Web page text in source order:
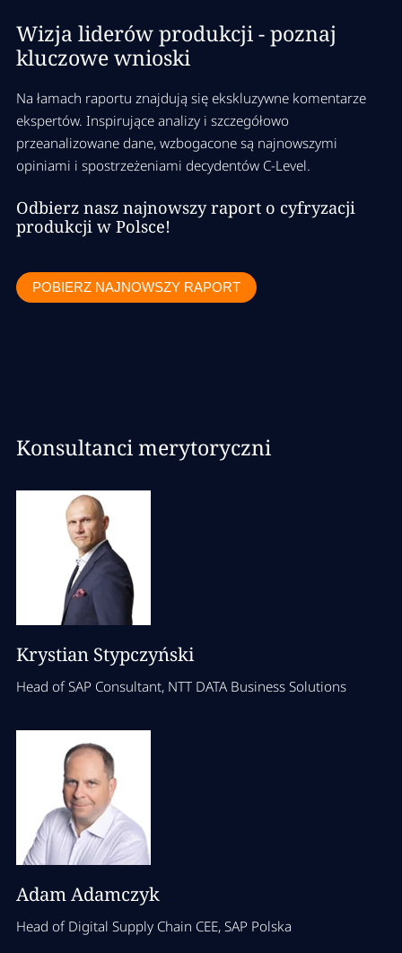
Wizja liderów produkcji - poznaj
kluczowe wnioski
Na łamach raportu znajdują się ekskluzywne komentarze
ekspertów. Inspirujące analizy i szczegółowo
przeanalizowane dane, wzbogacone są najnowszymi
opiniami i spostrzeżeniami decydentów C-Level.
Odbierz nasz najnowszy raport o cyfryzacji
produkcji w Polsce!
POBIERZ NAJNOWSZY RAPORT
Konsultanci merytoryczni
Krystian Stypczyński
Head of SAP Consultant, NTT DATA Business Solutions
Adam Adamczyk
Head of Digital Supply Chain CEE, SAP Polska